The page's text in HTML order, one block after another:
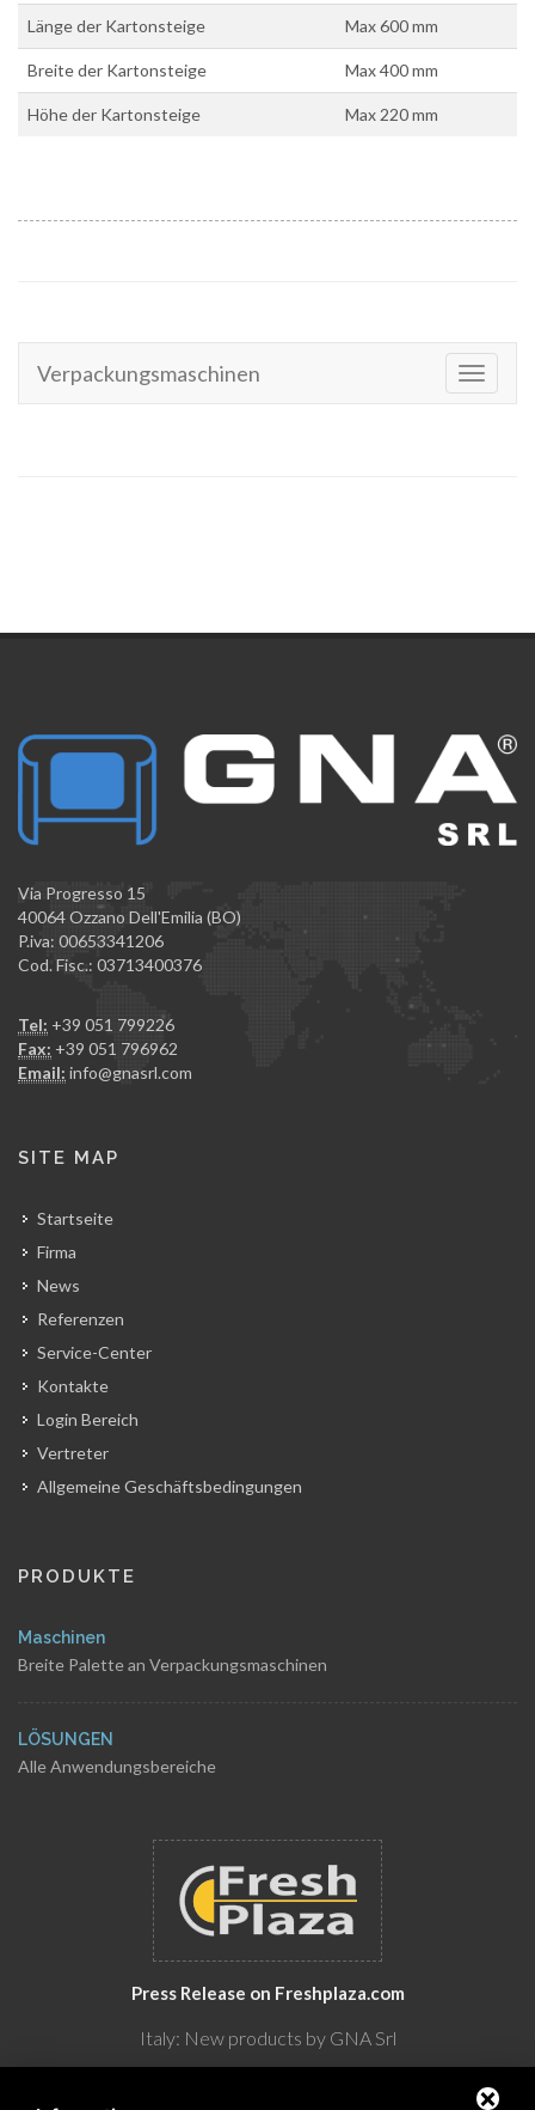
Länge der Kartonsteige Max 600 mm
Breite der Kartonsteige Max 400 mm
Höhe der Kartonsteige Max 220 mm
Toggle
Verpackungsmaschinen
Via Progresso 15
40064 Ozzano Dell'Emilia (BO)
P.iva: 00653341206
Cod. Fisc.: 03713400376
Tel: +39 051 799226
Fax: +39 051 796962
Email: info@gnasrl.com
SITE MAP
Startseite
Firma
News
Referenzen
Service-Center
Kontakte
Login Bereich
Vertreter
Allgemeine Geschäftsbedingungen
PRODUKTE
Maschinen
Breite Palette an Verpackungsmaschinen
LÖSUNGEN
Alle Anwendungsbereiche
Press Release on Freshplaza.com
Italy: New products by GNA Srl